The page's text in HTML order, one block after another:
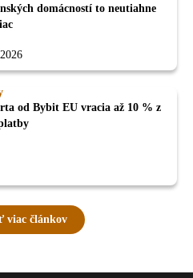
domácností to neutiahne
od Bybit EU vracia až 10 % z
viac článkov